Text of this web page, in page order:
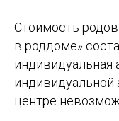
Стоимость
в роддоме»
индивидуальная
центре